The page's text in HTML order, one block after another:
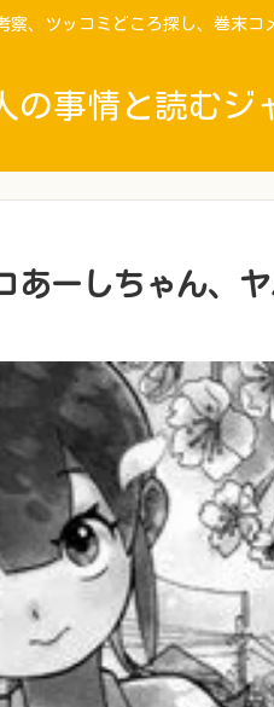
察、ツッコミどころ探し、巻末
の事情と読むジ
あーしちゃん、